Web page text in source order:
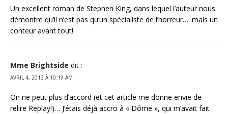
Un excellent roman de Stephen King, dans lequel l’auteur nous
démontre qu’il n’est pas qu’un spécialiste de l’horreur…. mais un
conteur avant tout!
Mme Brightside dit :
AVRIL 4, 2013 À 10:19 AM
On ne peut plus d’accord (et cet article me donne envie de
relire Replay!)… J’étais déjà accro à « Dôme », qui m’avait fait